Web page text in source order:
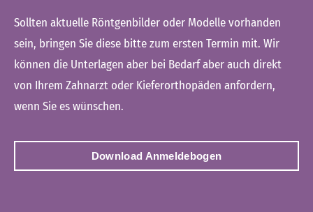
Sollten aktuelle Röntgenbilder oder Modelle vorhanden
sein, bringen Sie diese bitte zum ersten Termin mit. Wir
können die Unterlagen aber bei Bedarf aber auch direkt
von Ihrem Zahnarzt oder Kieferorthopäden anfordern,
wenn Sie es wünschen.
Download Anmeldebogen